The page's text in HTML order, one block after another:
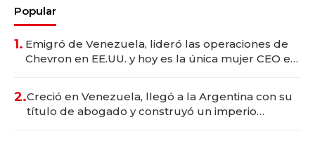
Popular
1. Emigró de Venezuela, lideró las operaciones de
Chevron en EE.UU. y hoy es la única mujer CEO en
2.Creció en Venezuela, llegó a la Argentina con su
título de abogado y construyó un imperio